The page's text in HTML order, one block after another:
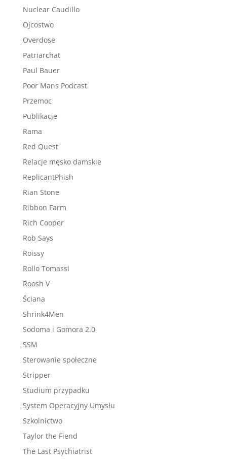
Nuclear Caudillo
Ojcostwo
Overdose
Patriarchat
Paul Bauer
Poor Mans Podcast
Przemoc
Publikacje
Rama
Red Quest
Relacje męsko damskie
ReplicantPhish
Rian Stone
Ribbon Farm
Rich Cooper
Rob Says
Roissy
Rollo Tomassi
Roosh V
Ściana
Shrink4Men
Sodoma i Gomora 2.0
SSM
Sterowanie społeczne
Stripper
Studium przypadku
System Operacyjny Umysłu
Szkolnictwo
Taylor the Fiend
The Last Psychiatrist